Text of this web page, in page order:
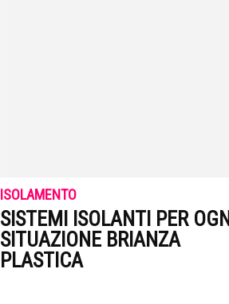
ISOLAMENTO
SISTEMI ISOLANTI PER OGNI
SITUAZIONE BRIANZA
PLASTICA